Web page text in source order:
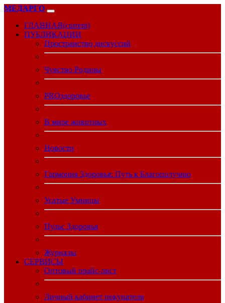
МЕДАРГО
ГЛАВНАЯ(current)
ПУБЛИКАЦИИ
Пространство дискуссий
Чувство Родины
PROздоровье
В мире животных
Новости
Гармония Здоровья: Путь к Благополучию
Усатые Умницы
Пульс Здоровья
Журналы
CЕРВИСЫ
Оптовый прайс-лист
Личный кабинет покупателя